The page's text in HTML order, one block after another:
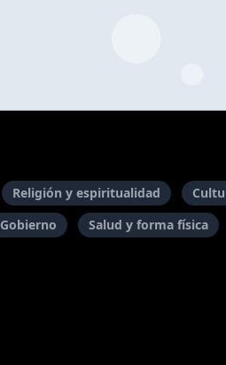
Religión y espiritualidad
Gobierno Salud y forma física